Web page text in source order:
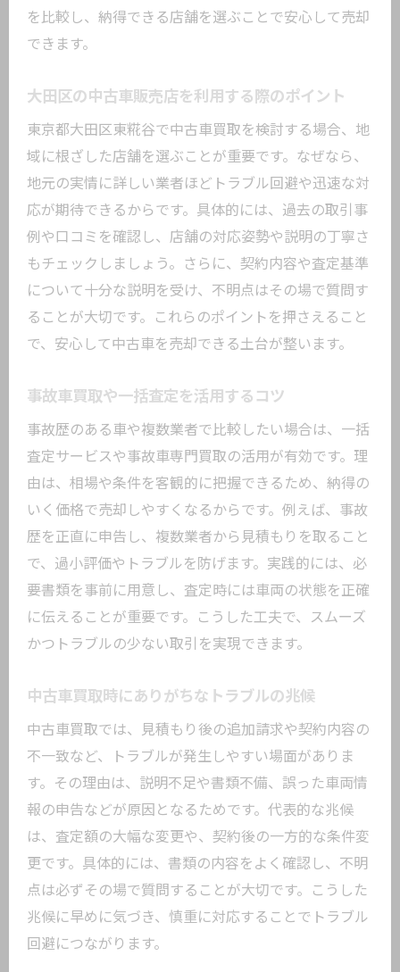
安心して中古車買取を進めるための心得
トラブル回避なら中古車買取前の契約確認が
中古車買取契約書で必ず確認したい項目
瑕疵担保責任と中古車買取の注意点
契約内容の見落としが招くトラブル例
中古車買取サービス利用前の確認ポイン
ト
トラブルを事前に防ぐための契約書理解
法
中古車買取で相談できる窓口も押さえよ
う
識
瑕疵担保責任を巡る中古車買取トラブル
事例
中古車買取で損をしないための法的知識
車買取時に役立つ瑕疵のチェックポイン
ト
買取後に発覚した不具合への対応策
中古車買取で安心できる契約の進め方
説明書がなくても中古車買取は可能なのか徹
中古車買取で説明書なし時の査定ポイン
ト
説明書がない中古車買取の注意点と対処
法
中古車買取サービスで求められる書類一
覧
説明書なしでも中古車買取できるケース
中古車買取時の説明責任と書類の重要性
を比較し、納得できる店舗を選ぶことで安心して売却
できます。
大田区の中古車販売店を利用する際のポイント
東京都大田区東糀谷で中古車買取を検討する場合、地
域に根ざした店舗を選ぶことが重要です。なぜなら、
地元の実情に詳しい業者ほどトラブル回避や迅速な対
応が期待できるからです。具体的には、過去の取引事
例や口コミを確認し、店舗の対応姿勢や説明の丁寧さ
もチェックしましょう。さらに、契約内容や査定基準
について十分な説明を受け、不明点はその場で質問す
ることが大切です。これらのポイントを押さえること
で、安心して中古車を売却できる土台が整います。
事故車買取や一括査定を活用するコツ
事故歴のある車や複数業者で比較したい場合は、一括
査定サービスや事故車専門買取の活用が有効です。理
由は、相場や条件を客観的に把握できるため、納得の
いく価格で売却しやすくなるからです。例えば、事故
歴を正直に申告し、複数業者から見積もりを取ること
で、過小評価やトラブルを防げます。実践的には、必
要書類を事前に用意し、査定時には車両の状態を正確
に伝えることが重要です。こうした工夫で、スムーズ
かつトラブルの少ない取引を実現できます。
中古車買取時にありがちなトラブルの兆候
中古車買取では、見積もり後の追加請求や契約内容の
不一致など、トラブルが発生しやすい場面がありま
す。その理由は、説明不足や書類不備、誤った車両情
報の申告などが原因となるためです。代表的な兆候
は、査定額の大幅な変更や、契約後の一方的な条件変
更です。具体的には、書類の内容をよく確認し、不明
点は必ずその場で質問することが大切です。こうした
兆候に早めに気づき、慎重に対応することでトラブル
回避につながります。